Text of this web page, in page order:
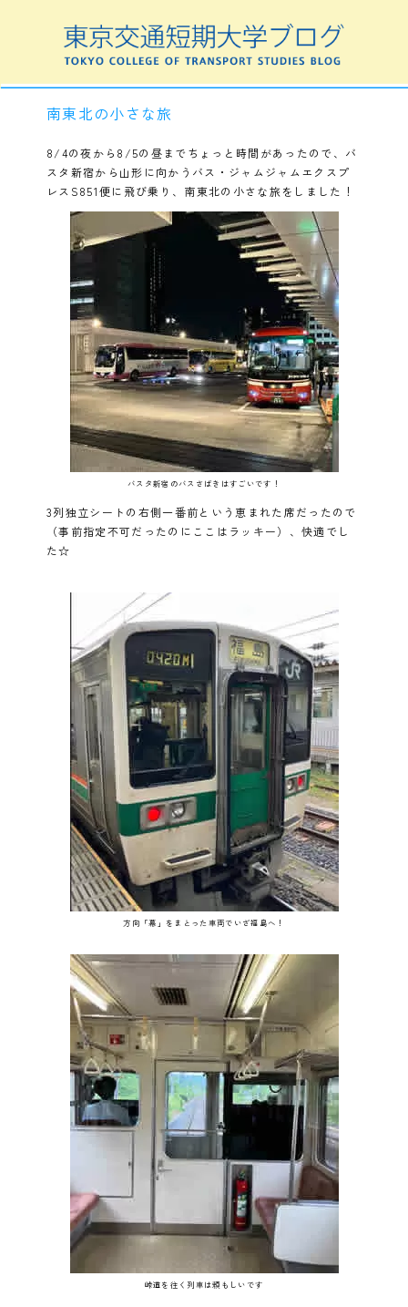
南東北の小さな旅
8/4の夜から8/5の昼までちょっと時間があったので、バ
スタ新宿から山形に向かうバス・ジャムジャムエクスプ
レスS851便に飛び乗り、南東北の小さな旅をしました！
バスタ新宿のバスさばきはすごいです！
3列独立シートの右側一番前という恵まれた席だったので
（事前指定不可だったのにここはラッキー）、快適でし
た☆
方向「幕」をまとった車両でいざ福島へ！
峠道を往く列車は頼もしいです